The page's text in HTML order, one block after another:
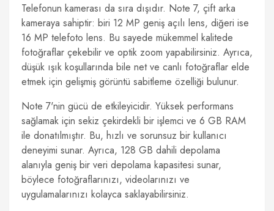
Telefonun kamerası da sıra dışıdır. Note 7, çift arka
kameraya sahiptir: biri 12 MP geniş açılı lens, diğeri ise
16 MP telefoto lens. Bu sayede mükemmel kalitede
fotoğraflar çekebilir ve optik zoom yapabilirsiniz. Ayrıca,
düşük ışık koşullarında bile net ve canlı fotoğraflar elde
etmek için gelişmiş görüntü sabitleme özelliği bulunur.
Note 7'nin gücü de etkileyicidir. Yüksek performans
sağlamak için sekiz çekirdekli bir işlemci ve 6 GB RAM
ile donatılmıştır. Bu, hızlı ve sorunsuz bir kullanıcı
deneyimi sunar. Ayrıca, 128 GB dahili depolama
alanıyla geniş bir veri depolama kapasitesi sunar,
böylece fotoğraflarınızı, videolarınızı ve
uygulamalarınızı kolayca saklayabilirsiniz.